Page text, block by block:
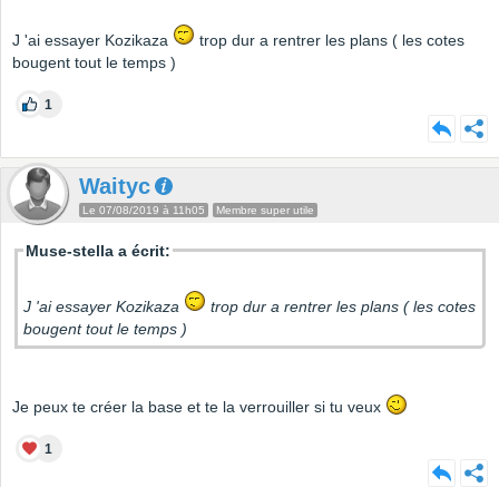
J 'ai essayer Kozikaza
trop dur a rentrer les plans ( les cotes
bougent tout le temps )
1
Waityc
Le 07/08/2019 à 11h05 Membre super utile
Muse-stella a écrit:
J 'ai essayer Kozikaza
trop dur a rentrer les plans ( les cotes
bougent tout le temps )
Je peux te créer la base et te la verrouiller si tu veux
1